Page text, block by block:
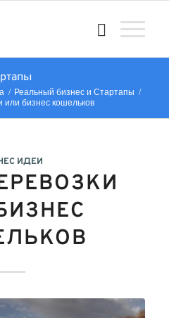
/ Реальный бизнес и Стартапы /
или бизнес кошельков
ИДЕИ